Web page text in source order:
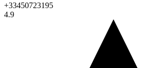
+33450723195
4.9